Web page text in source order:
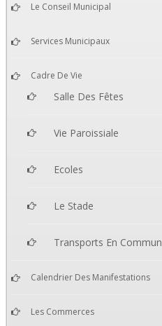
Le Conseil Municipal
Services Municipaux
Cadre De Vie
Salle Des Fêtes
Vie Paroissiale
Ecoles
Le Stade
Transports En Commun
Calendrier Des Manifestations
Les Commerces